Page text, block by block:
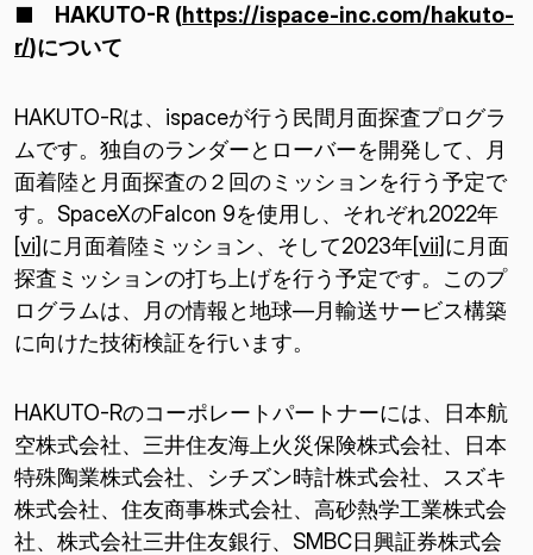
■ HAKUTO-R (https://ispace-inc.com/hakuto-
r/)について
HAKUTO-Rは、ispaceが行う民間月面探査プログラ
ムです。独自のランダーとローバーを開発して、月
面着陸と月面探査の２回のミッションを行う予定で
す。SpaceXのFalcon 9を使用し、それぞれ2022年
[vi]に月面着陸ミッション、そして2023年[vii]に月面
探査ミッションの打ち上げを行う予定です。このプ
ログラムは、月の情報と地球―月輸送サービス構築
に向けた技術検証を行います。
HAKUTO-Rのコーポレートパートナーには、日本航
空株式会社、三井住友海上火災保険株式会社、日本
特殊陶業株式会社、シチズン時計株式会社、スズキ
株式会社、住友商事株式会社、高砂熱学工業株式会
社、株式会社三井住友銀行、SMBC日興証券株式会